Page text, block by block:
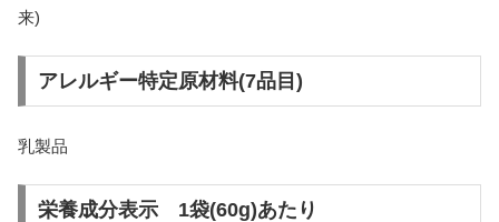
来)
アレルギー特定原材料(7品目)
乳製品
栄養成分表示 1袋(60g)あたり